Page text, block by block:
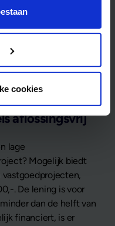
cookies
onze vrijblijvende
ontvangt u
aflossingsvrij
lage
Mogelijk biedt
. De lening is voor
dan de helft van
financiert, is er